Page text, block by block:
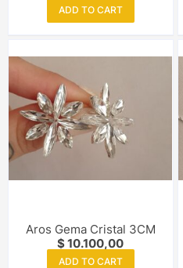
ADD TO CART
Aros Gema Cristal 3CM
$10.100,00
ADD TO CART